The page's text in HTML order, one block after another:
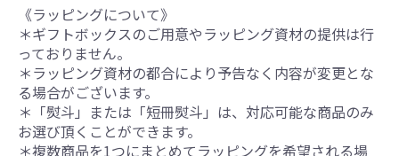
《ラッピングについて》
＊ギフトボックスのご用意やラッピング資材の提供は行
っておりません。
＊ラッピング資材の都合により予告なく内容が変更とな
る場合がございます。
＊「熨斗」または「短冊熨斗」は、対応可能な商品のみ
お選び頂くことができます。
＊複数商品を1つにまとめてラッピングを希望される場